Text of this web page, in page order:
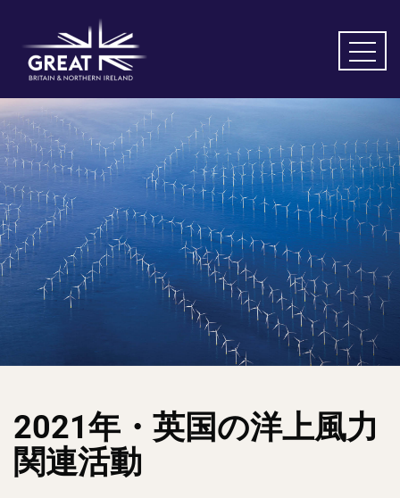
2021年・英国の洋上風力
関連活動